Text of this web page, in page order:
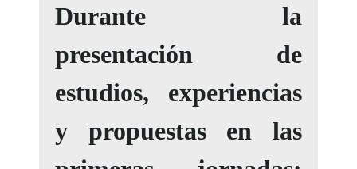
Durante la
presentación de
estudios, experiencias
y propuestas en las